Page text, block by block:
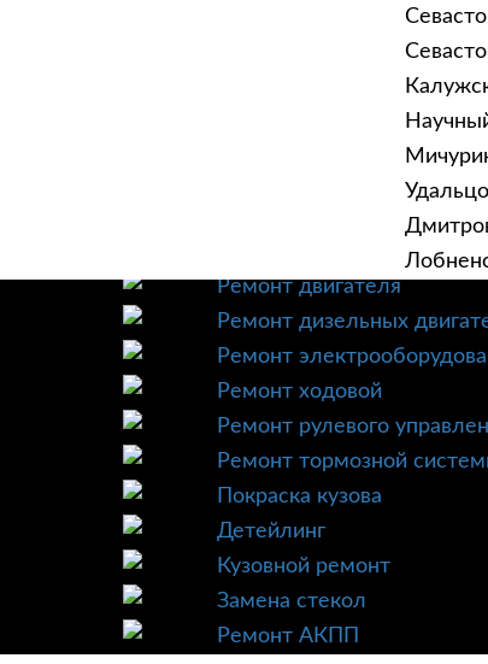
Техническое
Ремонт трансмиссии
Ремонт двигателя
Ремонт дизельных
Ремонт
Ремонт ходовой
Ремонт рулевого
Ремонт тормозной
Покраска кузова
Детейлинг
Кузовной ремонт
Замена стекол
Ремонт АКПП